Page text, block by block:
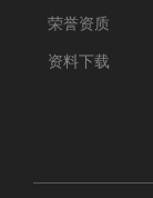
荣誉资质
资料下载